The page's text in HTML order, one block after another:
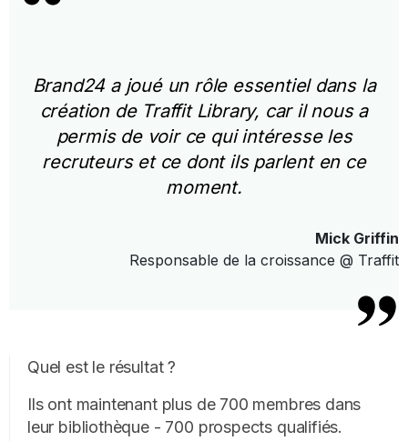
Brand24 a joué un rôle essentiel dans la
création de Traffit Library, car il nous a
permis de voir ce qui intéresse les
recruteurs et ce dont ils parlent en ce
moment.
Mick Griffin
Responsable de la croissance @ Traffit
Quel est le résultat ?
Ils ont maintenant plus de 700 membres dans
leur bibliothèque - 700 prospects qualifiés.